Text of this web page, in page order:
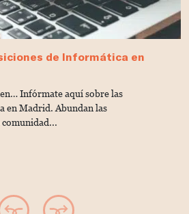
de Informática en
Infórmate aquí sobre las
en Madrid. Abundan las